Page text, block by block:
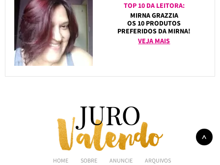
TOP 10 DA LEITORA:
MIRNA GRAZZIA
OS 10 PRODUTOS
PREFERIDOS DA MIRNA!
VEJA MAIS
HOME SOBRE ANUNCIE ARQUIVOS